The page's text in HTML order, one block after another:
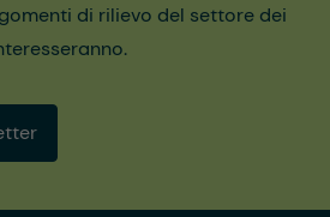
di rilievo del settore dei